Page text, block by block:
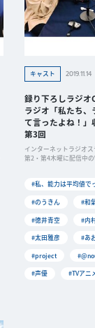
キャスト 2019.11.14
録り下ろしラジオ
ラジオ「私たち、
て言ったよね！
第3回
インターネットラジオ
第2・第4木曜に配信中
#私、能力は平均値で
#のうきん
#和
#徳井青空
#内
#太田雅彦
#あ
#project
#声優
#TVアニ